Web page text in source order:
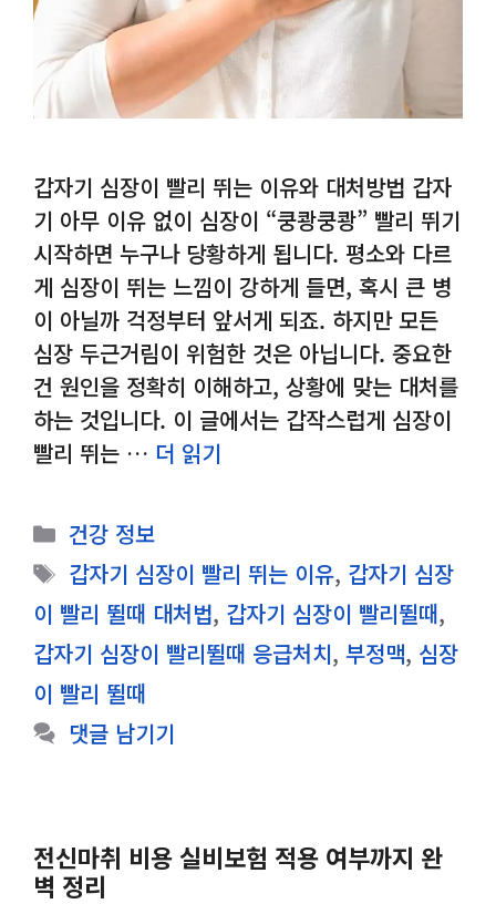
갑자기 심장이 빨리 뛰는 이유와 대처방법 갑자
기 아무 이유 없이 심장이 “쿵쾅쿵쾅” 빨리 뛰기
시작하면 누구나 당황하게 됩니다. 평소와 다르
게 심장이 뛰는 느낌이 강하게 들면, 혹시 큰 병
이 아닐까 걱정부터 앞서게 되죠. 하지만 모든
심장 두근거림이 위험한 것은 아닙니다. 중요한
건 원인을 정확히 이해하고, 상황에 맞는 대처를
하는 것입니다. 이 글에서는 갑작스럽게 심장이
빨리 뛰는 … 더 읽기
카
테
고
리
건강 정보
태
그
갑자기 심장이 빨리 뛰는 이유, 갑자기 심장
이 빨리 뛸때 대처법, 갑자기 심장이 빨리뛸때,
갑자기 심장이 빨리뛸때 응급처치, 부정맥, 심장
이 빨리 뛸때
댓글 남기기
전신마취 비용 실비보험 적용 여부까지 완
벽 정리